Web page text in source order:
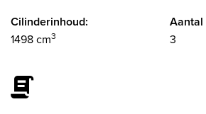
Cilinderinhoud:
1498 cm3
Aantal
3